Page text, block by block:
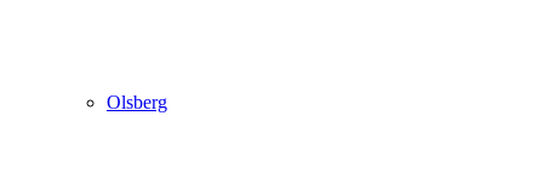
Olsberg